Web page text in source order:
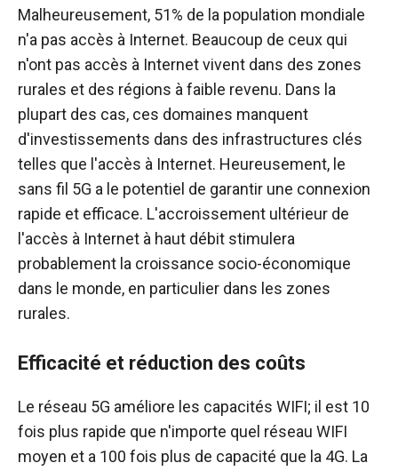
Malheureusement, 51% de la population mondiale
n'a pas accès à Internet. Beaucoup de ceux qui
n'ont pas accès à Internet vivent dans des zones
rurales et des régions à faible revenu. Dans la
plupart des cas, ces domaines manquent
d'investissements dans des infrastructures clés
telles que l'accès à Internet. Heureusement, le
sans fil 5G a le potentiel de garantir une connexion
rapide et efficace. L'accroissement ultérieur de
l'accès à Internet à haut débit stimulera
probablement la croissance socio-économique
dans le monde, en particulier dans les zones
rurales.
Efficacité et réduction des coûts
Le réseau 5G améliore les capacités WIFI; il est 10
fois plus rapide que n'importe quel réseau WIFI
moyen et a 100 fois plus de capacité que la 4G. La